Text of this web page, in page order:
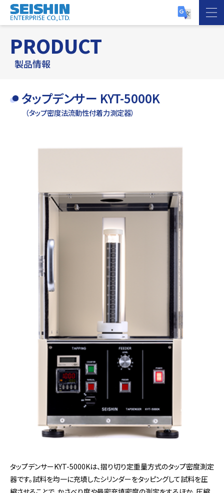
PRODUCT
製品情報
タップデンサー KYT-5000K
（タップ密度法流動性付着力測定器）
タップデンサーKYT-5000Kは、摺り切り定重量方式のタップ密度測定
器です。試料を均一に充填したシリンダーをタッピングして試料を圧